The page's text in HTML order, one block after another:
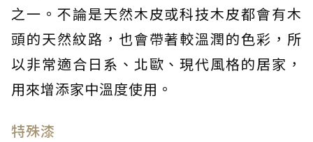
之一。不論是天然木皮或科技木皮都會有木
頭的天然紋路，也會帶著較溫潤的色彩，所
以非常適合日系、北歐、現代風格的居家，
用來增添家中溫度使用。
特殊漆